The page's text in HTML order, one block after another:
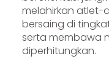
melahirkan
bersaing di
serta membawa
diperhitungkan.